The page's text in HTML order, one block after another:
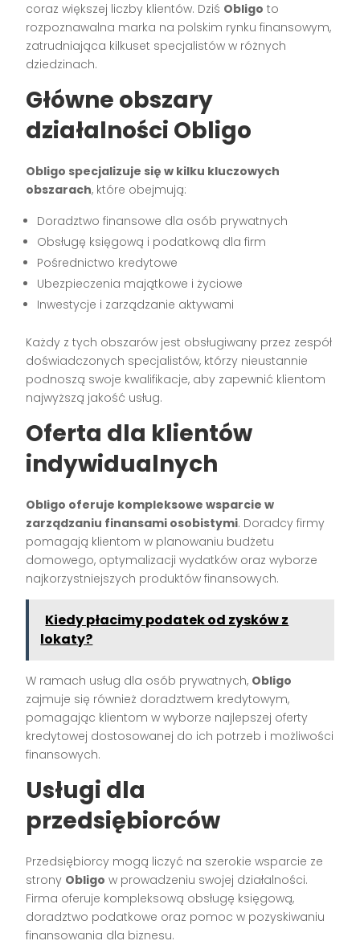
coraz większej liczby klientów. Dziś Obligo to
rozpoznawalna marka na polskim rynku finansowym,
zatrudniająca kilkuset specjalistów w różnych
dziedzinach.
Główne obszary
działalności Obligo
Obligo specjalizuje się w kilku kluczowych
obszarach, które obejmują:
Doradztwo finansowe dla osób prywatnych
Obsługę księgową i podatkową dla firm
Pośrednictwo kredytowe
Ubezpieczenia majątkowe i życiowe
Inwestycje i zarządzanie aktywami
Każdy z tych obszarów jest obsługiwany przez zespół
doświadczonych specjalistów, którzy nieustannie
podnoszą swoje kwalifikacje, aby zapewnić klientom
najwyższą jakość usług.
Oferta dla klientów
indywidualnych
Obligo oferuje kompleksowe wsparcie w
zarządzaniu finansami osobistymi. Doradcy firmy
pomagają klientom w planowaniu budżetu
domowego, optymalizacji wydatków oraz wyborze
najkorzystniejszych produktów finansowych.
Kiedy płacimy podatek od zysków z
lokaty?
W ramach usług dla osób prywatnych, Obligo
zajmuje się również doradztwem kredytowym,
pomagając klientom w wyborze najlepszej oferty
kredytowej dostosowanej do ich potrzeb i możliwości
finansowych.
Usługi dla
przedsiębiorców
Przedsiębiorcy mogą liczyć na szerokie wsparcie ze
strony Obligo w prowadzeniu swojej działalności.
Firma oferuje kompleksową obsługę księgową,
doradztwo podatkowe oraz pomoc w pozyskiwaniu
finansowania dla biznesu.